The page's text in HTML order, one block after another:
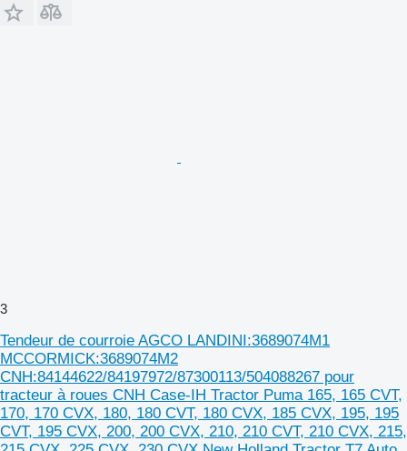
3
Tendeur de courroie AGCO LANDINI:3689074M1
MCCORMICK:3689074M2
CNH:84144622/84197972/87300113/504088267 pour
tracteur à roues CNH Case-IH Tractor Puma 165, 165 CVT,
170, 170 CVX, 180, 180 CVT, 180 CVX, 185 CVX, 195, 195
CVT, 195 CVX, 200, 200 CVX, 210, 210 CVT, 210 CVX, 215,